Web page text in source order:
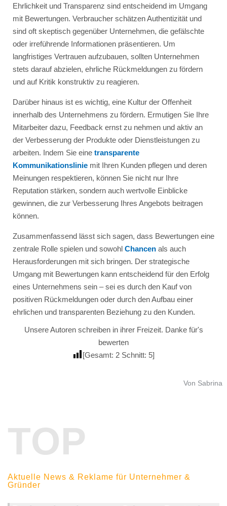
Ehrlichkeit und Transparenz sind entscheidend im Umgang
mit Bewertungen. Verbraucher schätzen Authentizität und
sind oft skeptisch gegenüber Unternehmen, die gefälschte
oder irreführende Informationen präsentieren. Um
langfristiges Vertrauen aufzubauen, sollten Unternehmen
stets darauf abzielen, ehrliche Rückmeldungen zu fördern
und auf Kritik konstruktiv zu reagieren.
Darüber hinaus ist es wichtig, eine Kultur der Offenheit
innerhalb des Unternehmens zu fördern. Ermutigen Sie Ihre
Mitarbeiter dazu, Feedback ernst zu nehmen und aktiv an
der Verbesserung der Produkte oder Dienstleistungen zu
arbeiten. Indem Sie eine transparente
Kommunikationsliniemit Ihren Kunden pflegen und deren
Meinungen respektieren, können Sie nicht nur Ihre
Reputation stärken, sondern auch wertvolle Einblicke
gewinnen, die zur Verbesserung Ihres Angebots beitragen
können.
Zusammenfassend lässt sich sagen, dass Bewertungen eine
zentrale Rolle spielen und sowohl Chancenals auch
Herausforderungen mit sich bringen. Der strategische
Umgang mit Bewertungen kann entscheidend für den Erfolg
eines Unternehmens sein – sei es durch den Kauf von
positiven Rückmeldungen oder durch den Aufbau einer
ehrlichen und transparenten Beziehung zu den Kunden.
Unsere Autoren schreiben in ihrer Freizeit. Danke für's
bewerten
[Gesamt: 2 Schnitt: 5]
Von Sabrina
TOP
Aktuelle News & Reklame für Unternehmer &
Gründer